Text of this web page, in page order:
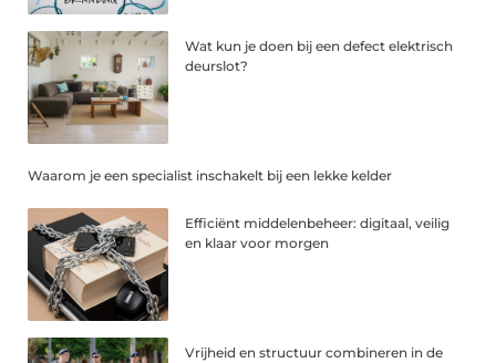
Wat kun je doen bij een defect elektrisch
deurslot?
Waarom je een specialist inschakelt bij een lekke kelder
Efficiënt middelenbeheer: digitaal, veilig
en klaar voor morgen
Vrijheid en structuur combineren in de